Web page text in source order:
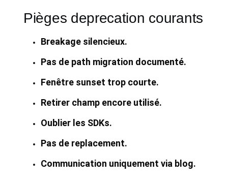
Pièges deprecation courants
Breakage silencieux.
Pas de path migration documenté.
Fenêtre sunset trop courte.
Retirer champ encore utilisé.
Oublier les SDKs.
Pas de replacement.
Communication uniquement via blog.